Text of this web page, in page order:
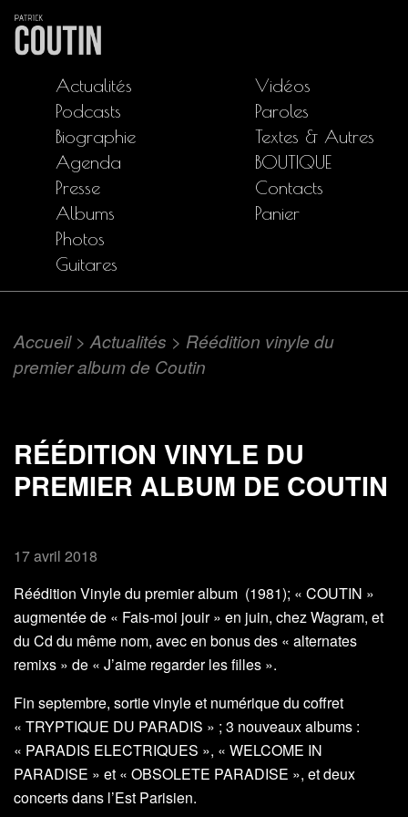
Actualités
Podcasts
Biographie
Agenda
Presse
Albums
Photos
Guitares
Vidéos
Paroles
Textes & Autres
BOUTIQUE
Contacts
Panier
Accueil> Actualités > Réédition vinyle du
premier album de Coutin
RÉÉDITION VINYLE DU
PREMIER ALBUM DE COUTIN
17 avril 2018
Réédition Vinyle du premier album (1981); « COUTIN »
augmentée de « Fais-moi jouir » en juin, chez Wagram, et
du Cd du même nom, avec en bonus des « alternates
remixs » de « J’aime regarder les filles ».
Fin septembre, sortie vinyle et numérique du coffret
« TRYPTIQUE DU PARADIS » ; 3 nouveaux albums :
« PARADIS ELECTRIQUES », « WELCOME IN
PARADISE » et « OBSOLETE PARADISE », et deux
concerts dans l’Est Parisien.